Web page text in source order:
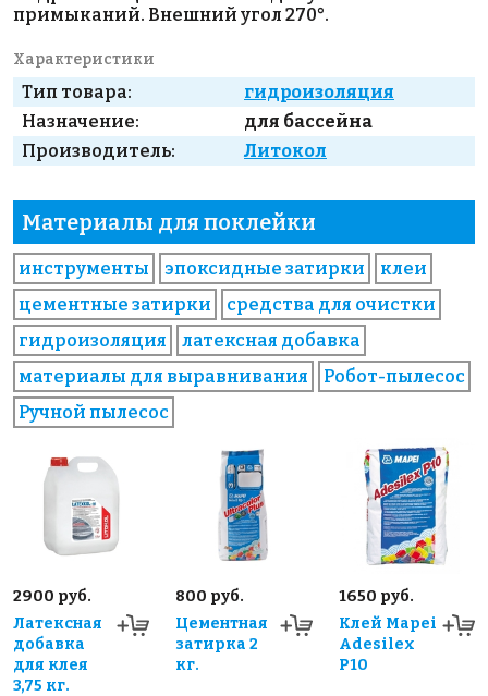
примыканий. Внешний угол 270°.
Характеристики
Тип товара:
гидроизоляция
Назначение:
для бассейна
Производитель:
Литокол
Материалы для поклейки
инструменты эпоксидные затирки
клеи
цементные затирки
средства для очистки
гидроизоляция
латексная добавка
материалы для выравнивания
Робот-пылесос
Ручной пылесос
2900 руб.
Латексная
добавка
для клея
3,75 кг.
800 руб.
Цементная
затирка 2
кг.
1650 руб.
Клей Mapei
Adesilex
P10